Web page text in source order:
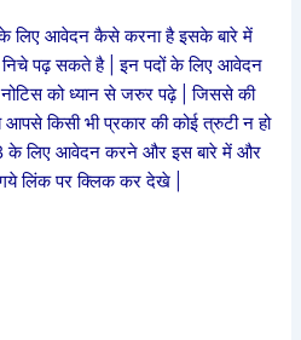
लिए आवेदन कैसे करना है इसके बारे में
निचे पढ़ सकते है | इन पदों के लिए आवेदन
को ध्यान से जरुर पढ़े | जिससे की
किसी भी प्रकार की कोई त्रुटी न हो
के लिए आवेदन करने और इस बारे में और
लिंक पर क्लिक कर देखे |